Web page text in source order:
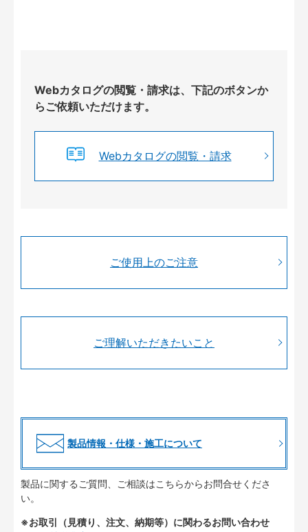
Webカタログの閲覧・請求は、下記のボタンか
らご依頼いただけます。
Webカタログの閲覧・請求
ご使用上のご注意
ご理解いただきたいこと
製品情報・仕様・施工について
製品に関するご質問、ご相談はこちらからお問合せくださ
い。
※お取引（見積り、注文、納期等）に関わるお問い合わせ